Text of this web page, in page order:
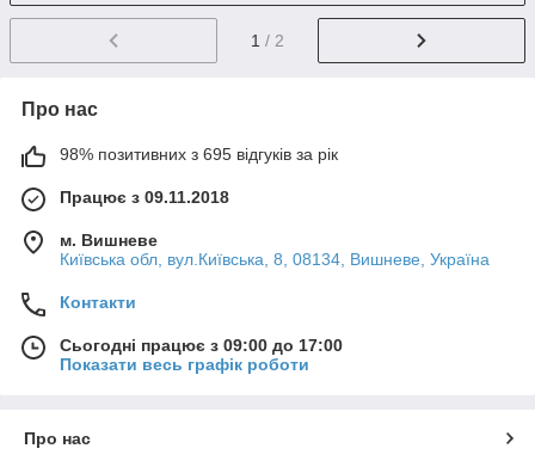
1 / 2
Про нас
98% позитивних з 695 відгуків за рік
Працює з 09.11.2018
м. Вишневе
Київська обл, вул.Київська, 8, 08134, Вишневе, Україна
Контакти
Сьогодні працює з 09:00 до 17:00
Показати весь графік роботи
Про нас